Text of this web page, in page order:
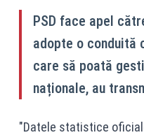
PSD face apel
adopte o conduită
care să poată
naționale, au
"Datele statistice